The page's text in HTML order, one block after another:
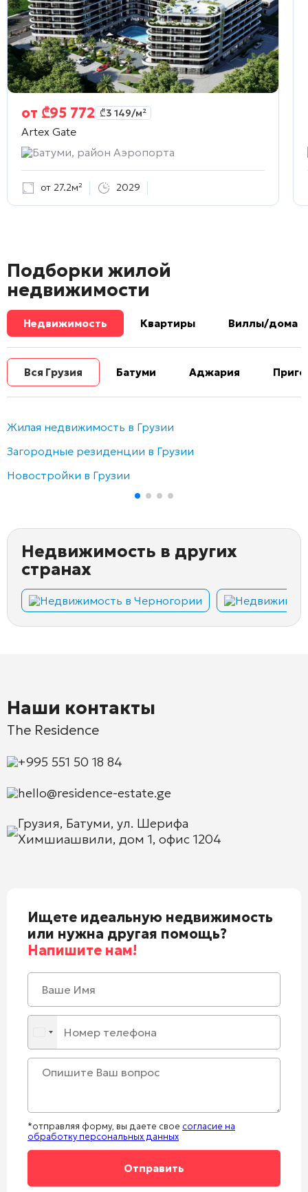
от ₾95 772 ₾3 149/м²
Artex Gate
Батуми, район Аэропорта
от 27.2м² 2029
Подборки жилой
недвижимости
Недвижимость Квартиры Виллы/дома
Вся Грузия Батуми Аджария
Жилая недвижимость в Грузии
Загородные резиденции в Грузии
Новостройки в Грузии
Недвижимость в других
странах
Недвижимость в Черногории
Наши контакты
The Residence
+995 551 50 18 84
hello@residence-estate.ge
Грузия, Батуми, ул. Шерифа
Химшиашвили, дом 1, офис 1204
Ищете идеальную недвижимость
или нужна другая помощь?
Напишите нам!
*отправляя форму, вы даете свое согласие на
обработку персональных данных